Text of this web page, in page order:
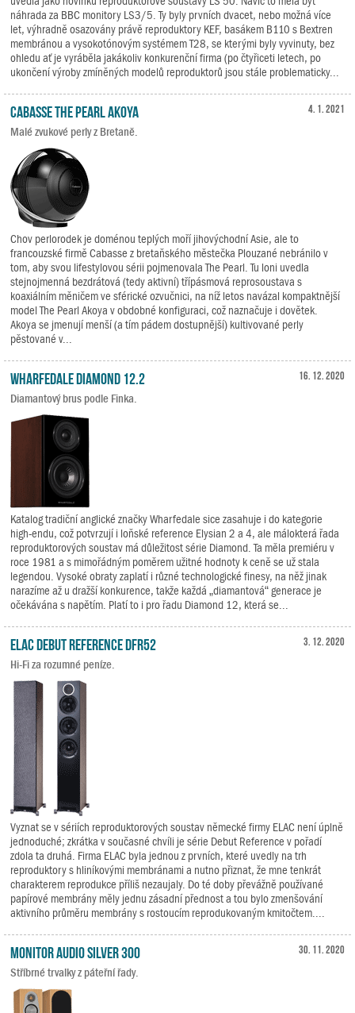
náhrada za BBC monitory LS3/5. Ty byly prvních dvacet, nebo možná více
let, výhradně osazovány právě reproduktory KEF, basákem B110 s Bextren
membránou a vysokotónovým systémem T28, se kterými byly vyvinuty, bez
ohledu ať je vyráběla jakákoliv konkurenční firma (po čtyřiceti letech, po
ukončení výroby zmíněných modelů reproduktorů jsou stále problematicky...
4. 1. 2021
Cabasse The Pearl Akoya
Malé zvukové perly z Bretaně.
Chov perlorodek je doménou teplých moří jihovýchodní Asie, ale to
francouzské firmě Cabasse z bretaňského městečka Plouzané nebránilo v
tom, aby svou lifestylovou sérii pojmenovala The Pearl. Tu loni uvedla
stejnojmenná bezdrátová (tedy aktivní) třípásmová reprosoustava s
koaxiálním měničem ve sférické ozvučnici, na níž letos navázal kompaktnější
model The Pearl Akoya v obdobné konfiguraci, což naznačuje i dovětek.
Akoya se jmenují menší (a tím pádem dostupnější) kultivované perly
pěstované v...
16. 12. 2020
Wharfedale Diamond 12.2
Diamantový brus podle Finka.
Katalog tradiční anglické značky Wharfedale sice zasahuje i do kategorie
high-endu, což potvrzují i loňské reference Elysian 2 a 4, ale málokterá řada
reproduktorových soustav má důležitost série Diamond. Ta měla premiéru v
roce 1981 a s mimořádným poměrem užitné hodnoty k ceně se už stala
legendou. Vysoké obraty zaplatí i různé technologické finesy, na něž jinak
narazíme až u dražší konkurence, takže každá „diamantová“ generace je
očekávána s napětím. Platí to i pro řadu Diamond 12, která se...
3. 12. 2020
ELAC Debut Reference DFR52
Hi-Fi za rozumné peníze.
Vyznat se v sériích reproduktorových soustav německé firmy ELAC není úplně
jednoduché; zkrátka v současné chvíli je série Debut Reference v pořadí
zdola ta druhá. Firma ELAC byla jednou z prvních, které uvedly na trh
reproduktory s hliníkovými membránami a nutno přiznat, že mne tenkrát
charakterem reprodukce příliš nezaujaly. Do té doby převážně používané
papírové membrány měly jednu zásadní přednost a tou bylo zmenšování
aktivního průměru membrány s rostoucím reprodukovaným kmitočtem....
30. 11. 2020
Monitor Audio Silver 300
Stříbrné trvalky z páteřní řady.